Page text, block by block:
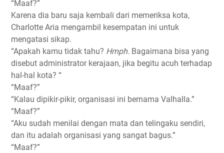
“Maaf?”
Karena dia baru saja kembali dari memeriksa kota,
Charlotte Aria mengambil kesempatan ini untuk
mengatasi sikap.
“Apakah kamu tidak tahu? Hmph. Bagaimana bisa yang
disebut administrator kerajaan, jika begitu acuh terhadap
hal-hal kota? “
“Maaf?”
“Kalau dipikir-pikir, organisasi ini bernama Valhalla.”
“Maaf?”
“Aku sudah menilai dengan mata dan telingaku sendiri,
dan itu adalah organisasi yang sangat bagus.”
“Maaf?”